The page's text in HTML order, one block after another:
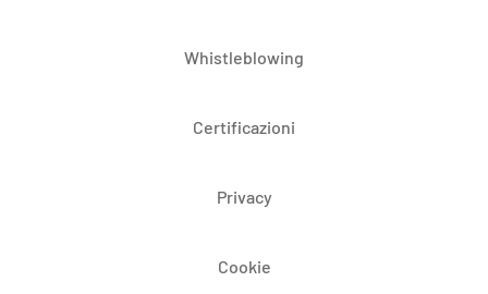
Whistleblowing
Certificazioni
Privacy
Cookie